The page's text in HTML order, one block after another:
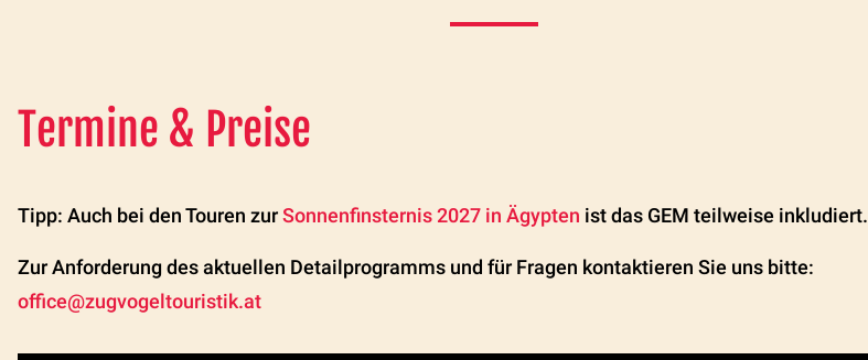
Termine & Preise
Tipp: Auch bei den Touren zurSonnenfinsternis 2027 in Ägypten ist das GEM teilweise inkludiert.
Zur Anforderung des aktuellen Detailprogramms und für Fragen kontaktieren Sie uns bitte:
office@zugvogeltouristik.at